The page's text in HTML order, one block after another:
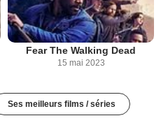
Fear The Walking Dead
15 mai 2023
Ses meilleurs films / séries